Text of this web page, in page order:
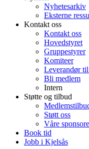
Nyhetesarkiv
Eksterne
Kontakt oss
Kontakt oss
Hovedstyret
Gruppestyrer
Komiteer
Leverandør
Bli medlem
Intern
Støtte og tilbud
Støtt oss
Våre
Book tid
Jobb i Kjelsås